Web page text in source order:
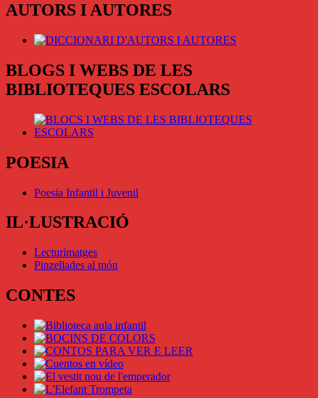
AUTORS I AUTORES
BLOGS I WEBS DE LES
BIBLIOTEQUES ESCOLARS
POESIA
Poesia Infantil i Juvenil
IL·LUSTRACIÓ
Lecturimatges
Pinzellades al món
CONTES